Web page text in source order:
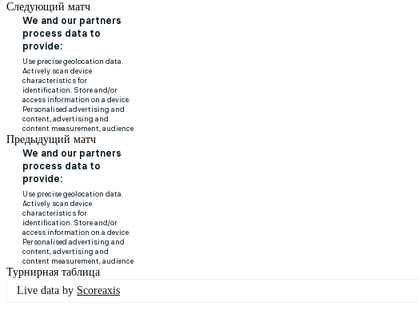
Следующий матч
Предыдущий матч
Турнирная таблица
Live data by Scoreaxis